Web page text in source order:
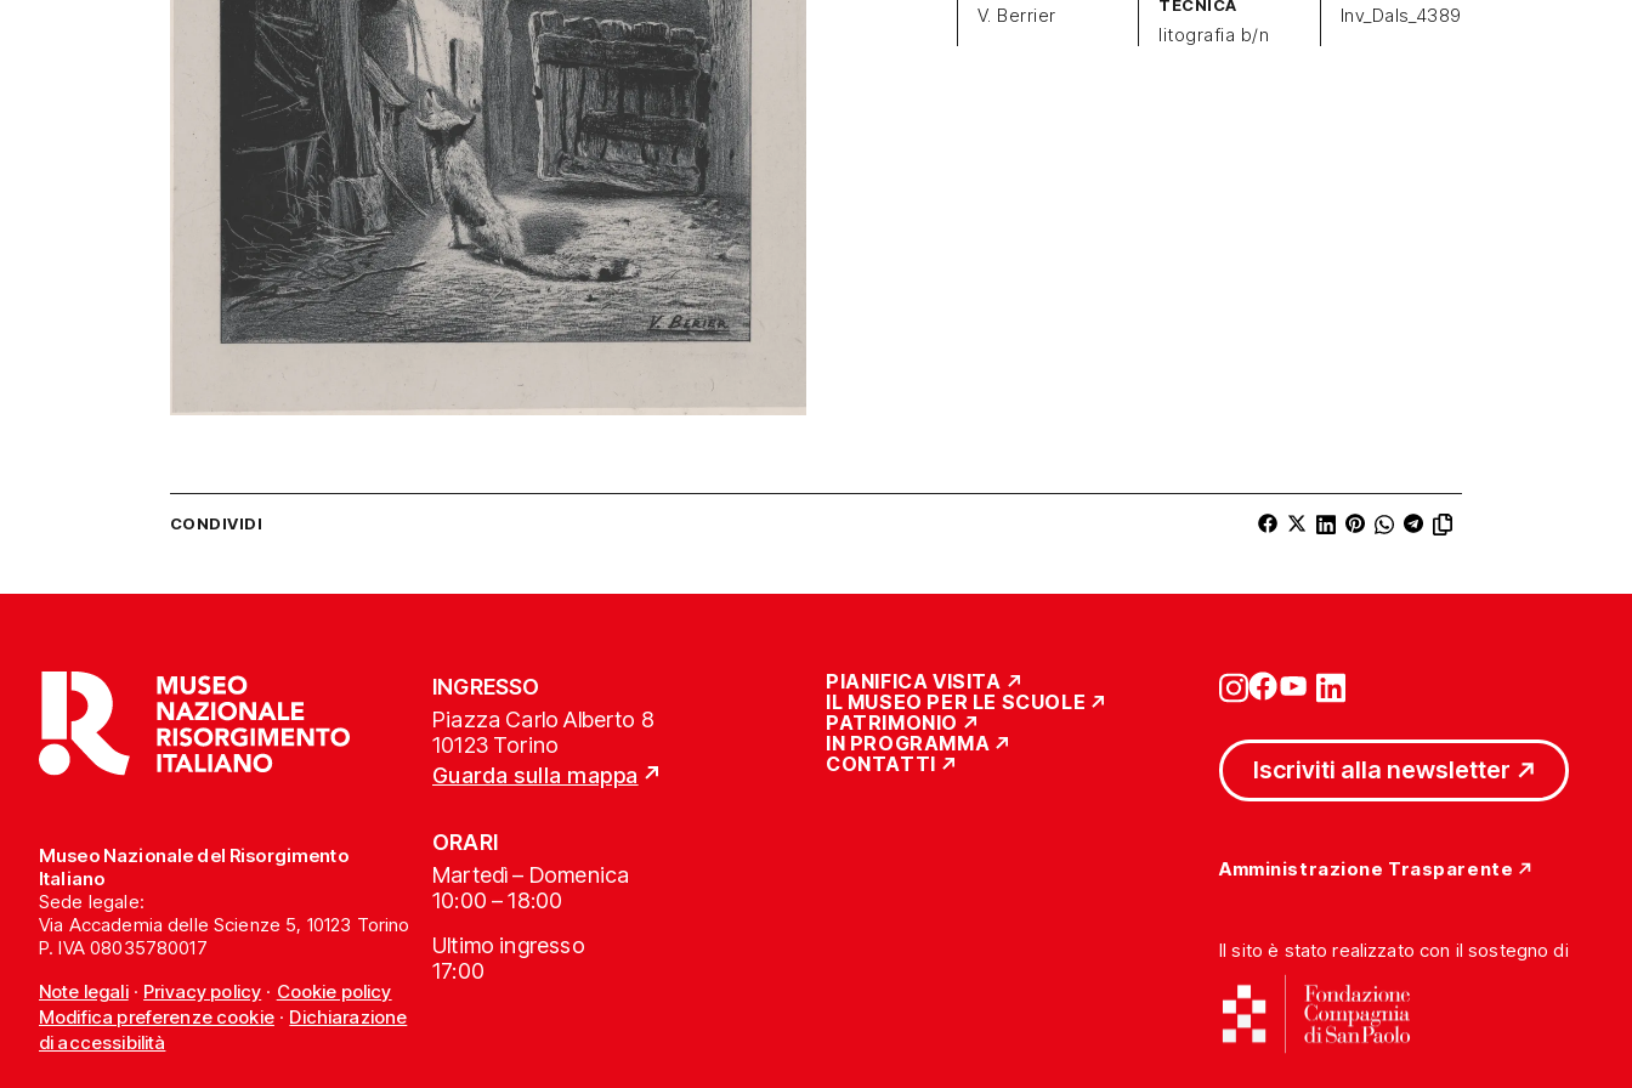
V. Berrier TECNICA
litografia b/n
Inv_Dals_4389
CONDIVIDI
Museo Nazionale del Risorgimento
Italiano
Sede legale:
Via Accademia delle Scienze 5, 10123 Torino
P. IVA 08035780017
Note legali· Privacy policy · Cookie policy
Modifica preferenze cookie· Dichiarazione
di accessibilità
INGRESSO
Piazza Carlo Alberto 8
10123 Torino
Guarda sulla mappa
ORARI
Martedì – Domenica
10:00 – 18:00
Ultimo ingresso
17:00
PIANIFICA VISITA
IL MUSEO PER LE SCUOLE
PATRIMONIO
IN PROGRAMMA
CONTATTI
Iscriviti alla newsletter
Amministrazione Trasparente
Il sito è stato realizzato con il sostegno di